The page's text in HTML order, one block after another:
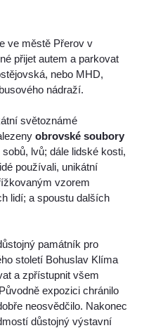
ve městě Přerov v
přijet autem a parkovat
nebo MHD,
nádraží.
světoznámé
obrovské soubory
lvů; dále lidské kosti,
používali, unikátní
vzorem
lidí; a spoustu dalších
památník pro
století Bohuslav Klíma
a zpřístupnit všem
expozici chránilo
neosvědčilo. Nakonec
důstojný výstavní